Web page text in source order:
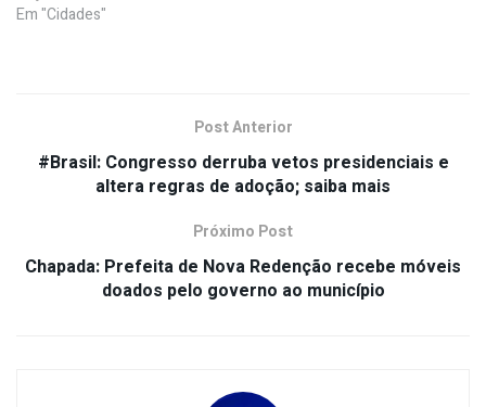
Em "Cidades"
Post Anterior
#Brasil: Congresso derruba vetos presidenciais e
altera regras de adoção; saiba mais
Próximo Post
Chapada: Prefeita de Nova Redenção recebe móveis
doados pelo governo ao município